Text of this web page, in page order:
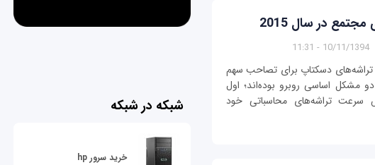
10/11/1394 - 11:31
تراشه‌های دسکتاپ برای تصاحب سهم
مشکل اساسی روبرو بوده‌اند؛ اول
سرعت تراشه‌های محاسباتی خود
شبکه در شبکه
خرید سرور hp